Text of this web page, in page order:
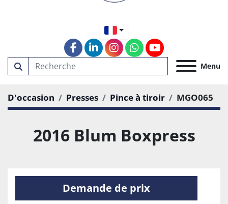
Menu
facebook
linkedininstagram
whatsapp
youtube
D'occasion Presses Pince à tiroir MGO065
2016 Blum Boxpress
Demande de prix